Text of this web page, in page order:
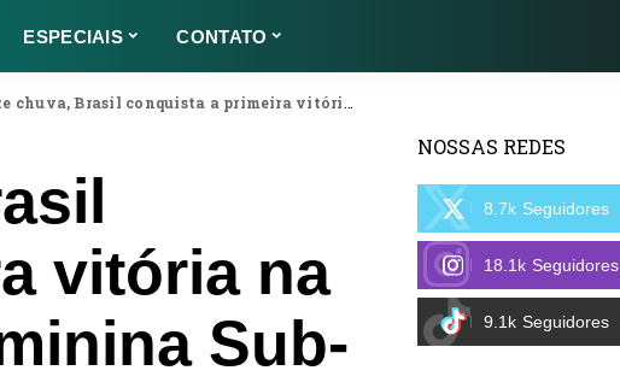
ESPECIAIS CONTATO
Brasil conquista a primeira vitória na Copa do Mundo Feminina Sub-20 2022
vitória na
Sub-
NOSSAS REDES
8.7k Seguidores
18.1k Seguidores
9.1k Seguidores